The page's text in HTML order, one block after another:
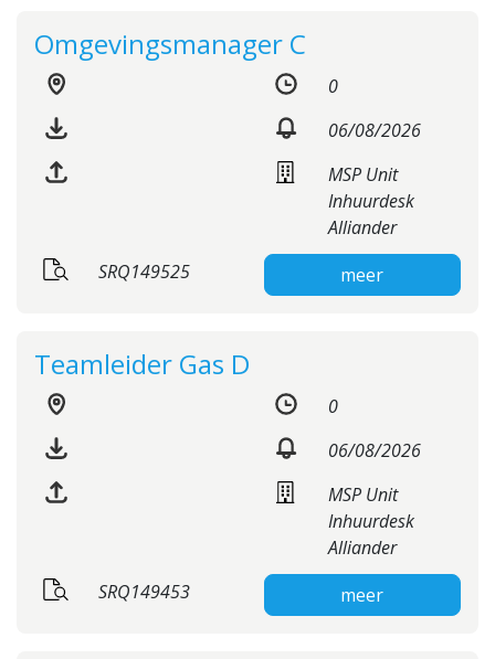
Omgevingsmanager C
0
06/08/2026
MSP Unit
Inhuurdesk
Alliander
SRQ149525
meer
Teamleider Gas D
0
06/08/2026
MSP Unit
Inhuurdesk
Alliander
SRQ149453
meer